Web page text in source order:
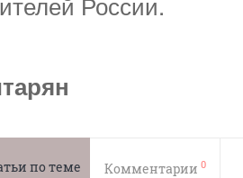
по теме Комментарии 0